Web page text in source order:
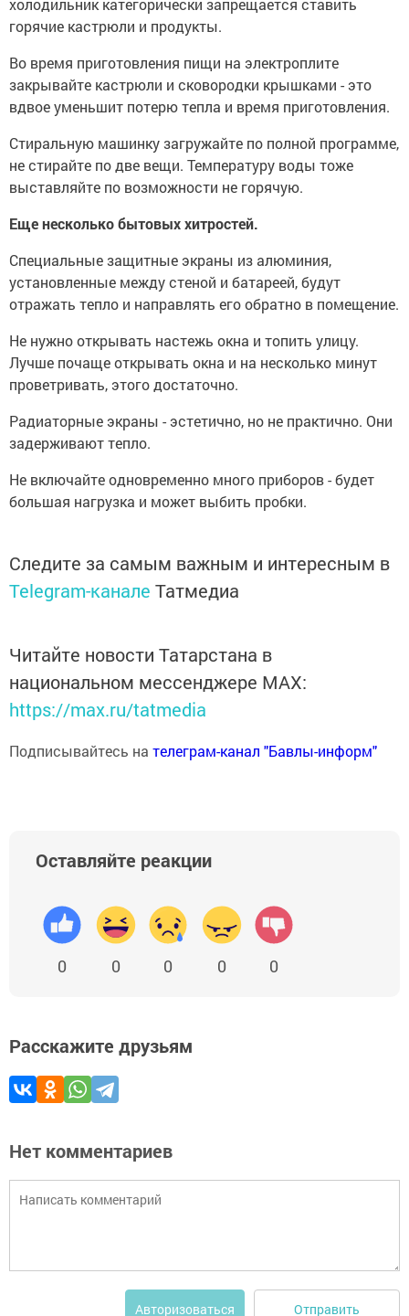
холодильник категорически запрещается ставить
горячие кастрюли и продукты.
Во время приготовления пищи на электроплите
закрывайте кастрюли и сковородки крышками - это
вдвое уменьшит потерю тепла и время приготовления.
Стиральную машинку загружайте по полной программе,
не стирайте по две вещи. Температуру воды тоже
выставляйте по возможности не горячую.
Еще несколько бытовых хитростей.
Специальные защитные экраны из алюминия,
установленные между стеной и батареей, будут
отражать тепло и направлять его обратно в помещение.
Не нужно открывать настежь окна и топить улицу.
Лучше почаще открывать окна и на несколько минут
проветривать, этого достаточно.
Радиаторные экраны - эстетично, но не практично. Они
задерживают тепло.
Не включайте одновременно много приборов - будет
большая нагрузка и может выбить пробки.
Следите за самым важным и интересным в
Telegram-канале Татмедиа
Читайте новости Татарстана в
национальном мессенджере MАХ:
https://max.ru/tatmedia
Подписывайтесь на телеграм-канал "Бавлы-информ"
Оставляйте реакции
0 0 0 0 0
Расскажите друзьям
Нет комментариев
Авторизоваться Отправить